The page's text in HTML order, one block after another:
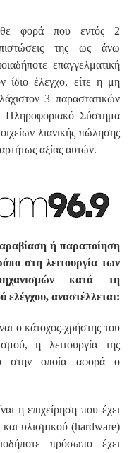
φορά που εντός 2
της ως άνω
επαγγελματική
ίδιο έλεγχο, είτε η μη
3 παραστατικών
Πληροφοριακό Σύστημα
λιανικής πώλησης
αξίας αυτών.
ή παραποίηση
στη λειτουργία των
κατά τη
ελέγχου, αναστέλλεται:
ο κάτοχος-χρήστης του
η λειτουργία της
στην οποία αφορά ο
η επιχείρηση που έχει
υλισμικού (hardware)
πρόσωπο έχει